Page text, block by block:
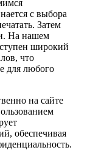
с выбора
Затем
На нашем
широкий
что
для любого
на сайте
обеспечивая